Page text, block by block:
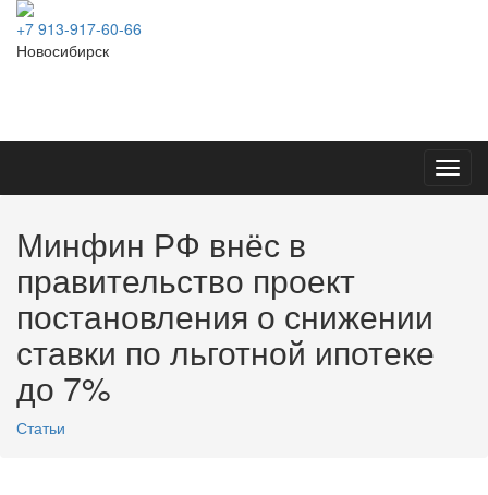
+7 913-917-60-66
Новосибирск
Минфин РФ внёс в
правительство проект
постановления о снижении
ставки по льготной ипотеке
до 7%
Статьи